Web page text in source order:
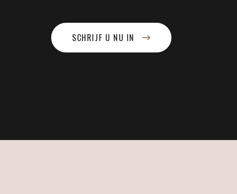
SCHRIJF U NU IN